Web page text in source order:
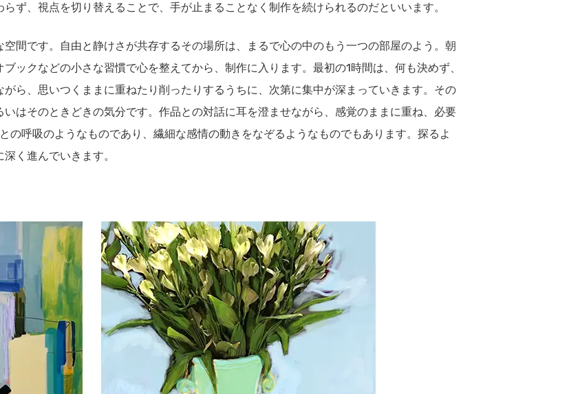
ず、視点を切り替えることで、手が止まることなく制作を続けられるのだといいます。
間です。自由と静けさが共存するその場所は、まるで心の中のもう一つの部屋のよう。朝
ックなどの小さな習慣で心を整えてから、制作に入ります。最初の1時間は、何も決めず、
ら、思いつくままに重ねたり削ったりするうちに、次第に集中が深まっていきます。その
はそのときどきの気分です。作品との対話に耳を澄ませながら、感覚のままに重ね、必要
呼吸のようなものであり、繊細な感情の動きをなぞるようなものでもあります。探るよ
く進んでいきます。